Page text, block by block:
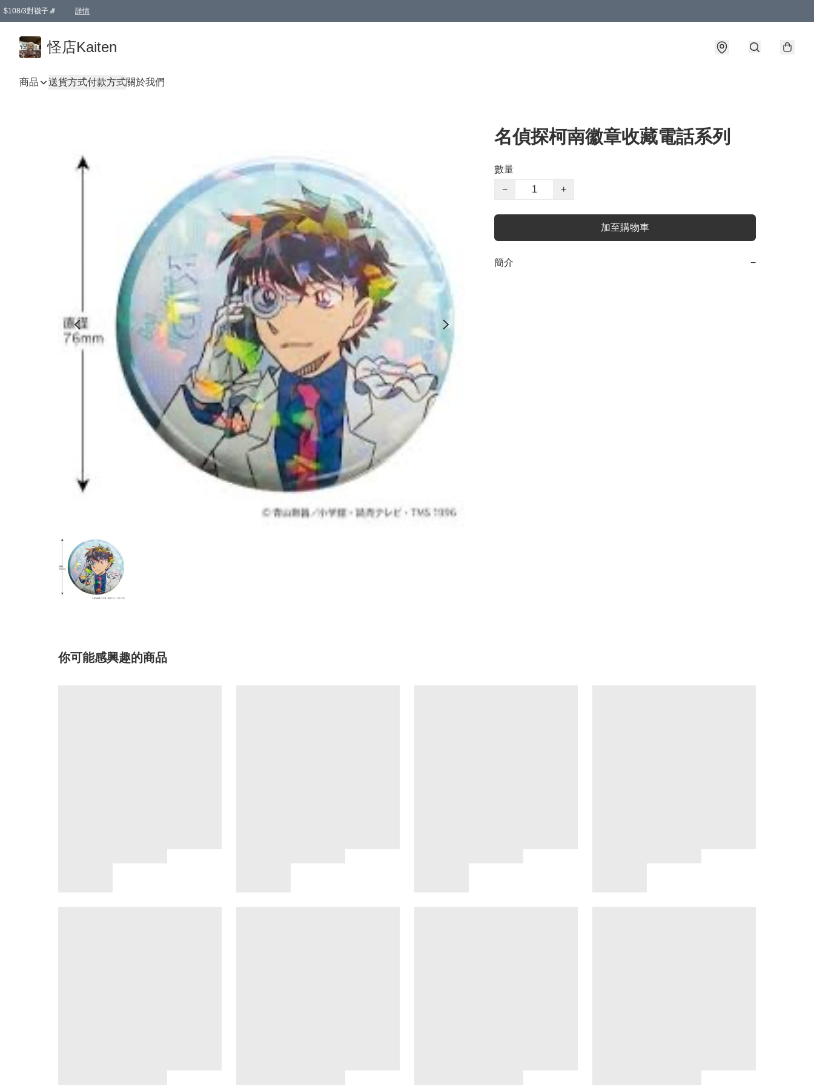
$108/3對襪子🧦 詳情
怪店Kaiten
商品 送貨方式付款方式關於我們
名偵探柯南徽章收藏電話系列
數量
−
+
加至購物車
簡介 −
你可能感興趣的商品